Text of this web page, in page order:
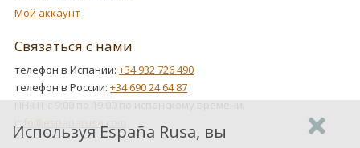
Мой аккаунт
Связаться с нами
телефон в Испании: +34 932 726 490
телефон в России: +34 690 24 64 87
info@espanarusa.com
Используя España Rusa, вы